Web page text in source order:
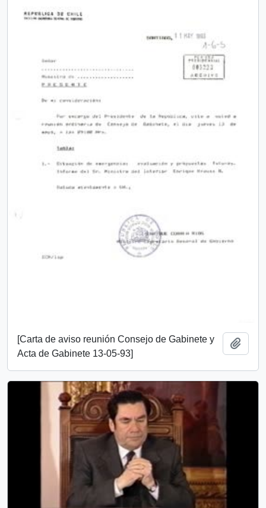
[Carta de aviso reunión Consejo de Gabinete y
Acta de Gabinete 13-05-93]